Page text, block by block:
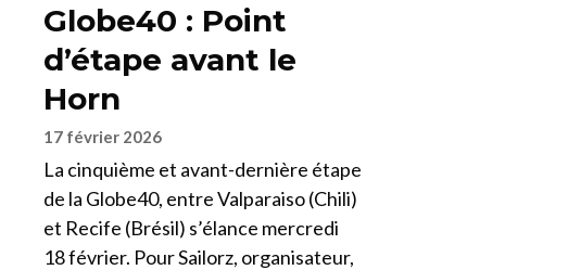
Globe40 : Point
d’étape avant le
Horn
17 février 2026
La cinquième et avant-dernière étape
de la Globe40, entre Valparaiso (Chili)
et Recife (Brésil) s’élance mercredi
18 février. Pour Sailorz, organisateur,